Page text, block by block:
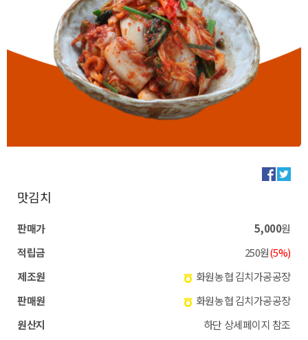
맛김치
판매가 5,000원
적립금
250원(5%)
제조원
화원농협 김치가공공장
판매원
화원농협 김치가공공장
원산지
하단 상세페이지 참조